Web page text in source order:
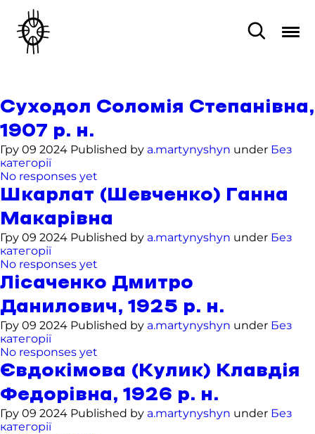
Суходол Соломія Степанівна,
1907 р. н.
Гру 09 2024 Published by a.martynyshyn under Без
категорії
No responses yet
Шкарлат (Шевченко) Ганна
Макарівна
Гру 09 2024 Published by a.martynyshyn under Без
категорії
No responses yet
Лісаченко Дмитро
Данилович, 1925 р. н.
Гру 09 2024 Published by a.martynyshyn under Без
категорії
No responses yet
Євдокімова (Кулик) Клавдія
Федорівна, 1926 р. н.
Гру 09 2024 Published by a.martynyshyn under Без
категорії